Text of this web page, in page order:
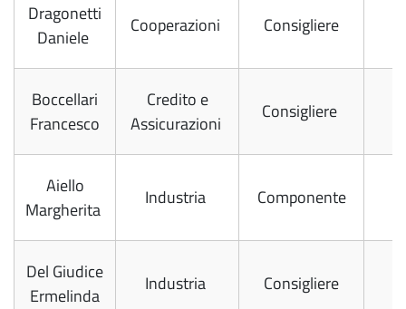
Dragonetti
Daniele
Cooperazioni Consigliere
Boccellari
Francesco
Credito e
Assicurazioni
Consigliere
Aiello
Margherita
Industria Componente
Del Giudice
Ermelinda
Industria Consigliere